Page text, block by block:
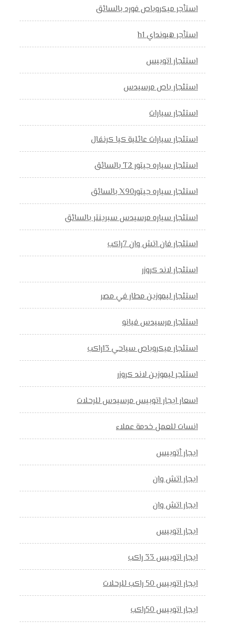
استأجر ميكروباص فورد بالسائق
استأجر هيونداي h1
استئجار اتوبيس
استئجار باص مرسيدس
استئجار سيارات
استئجار سيارات عائلية كيا كرنفال
استئجار سياره جيتور T2 بالسائق
استئجار سياره جيتورX90 بالسائق
استئجار سياره مرسيدس سبرينتر بالسائق
استئجار فان اتش وان 7راكب
استئجار لاند كروزر
استئجار ليموزين مطار في مصر
استئجار مرسيدس فيانو
استئجار ميكروباص سياحي 13راكب
استئجر ليموزين لاند كروزر
اسعار ايجار اتوبيس مرسيدس للرحلات
انسات للعمل خدمة عملاء
ايجار أتوبيس
ايجار اتش وان
ايجار اتش وان
ايجار اتوبيس
ايجار اتوبيس 33 راكب
ايجار اتوبيس 50 راكب للرحلات
ايجار اتوبيس 50راكب